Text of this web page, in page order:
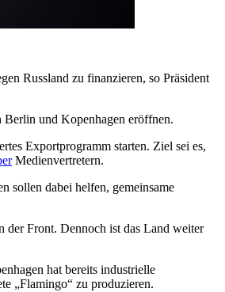
Russland zu finanzieren, so Präsident
Berlin und Kopenhagen eröffnen.
Exportprogramm starten. Ziel sei es,
Medienvertretern.
sollen dabei helfen, gemeinsame
der Front. Dennoch ist das Land weiter
hat bereits industrielle
„Flamingo“ zu produzieren.